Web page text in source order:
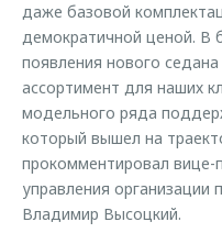
даже базовой
демократичной ценой.
появления нового
ассортимент для наших
модельного ряда
который вышел на
прокомментировал вице-
управления
Владимир Высоцкий.